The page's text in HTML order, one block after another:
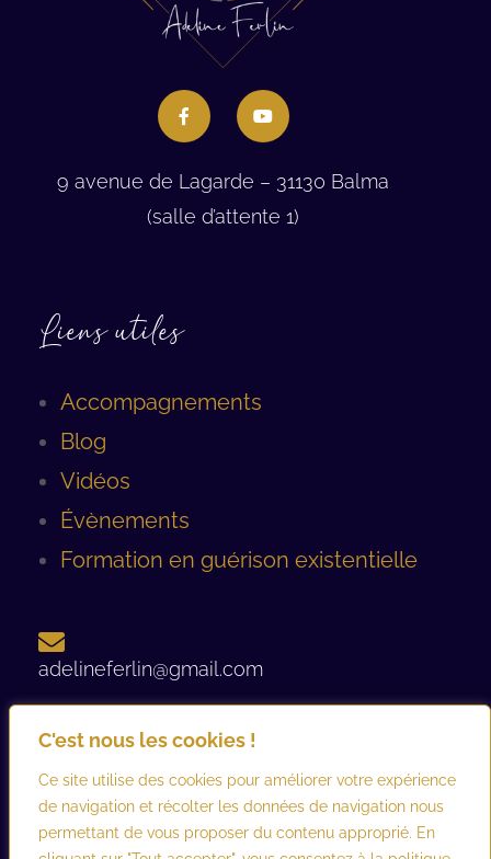
C'est nous les cookies !
Ce site utilise des cookies pour améliorer votre expérience
de navigation et récolter les données de navigation nous
permettant de vous proposer du contenu approprié. En
9 avenue de Lagarde – 31130 Balma
(salle d’attente 1)
Liens utiles
Accompagnements
Blog
Vidéos
Évènements
Formation en guérison existentielle
adelineferlin@gmail.com